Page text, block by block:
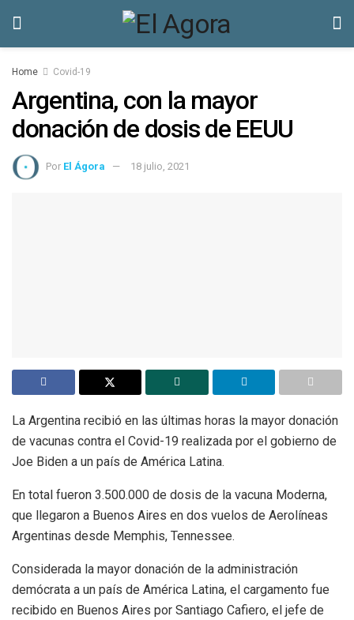
Home Covid-19
Argentina, con la mayor
donación de dosis de EEUU
Por El Ágora 18 julio, 2021
La Argentina recibió en las últimas horas la mayor donación
de vacunas contra el Covid-19 realizada por el gobierno de
Joe Biden a un país de América Latina.
En total fueron 3.500.000 de dosis de la vacuna Moderna,
que llegaron a Buenos Aires en dos vuelos de Aerolíneas
Argentinas desde Memphis, Tennessee.
Considerada la mayor donación de la administración
demócrata a un país de América Latina, el cargamento fue
recibido en Buenos Aires por Santiago Cafiero, el jefe de